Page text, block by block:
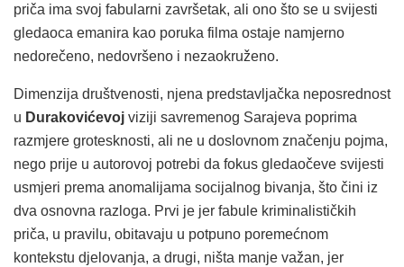
priča ima svoj fabularni završetak, ali ono što se u svijesti
gledaoca emanira kao poruka filma ostaje namjerno
nedorečeno, nedovršeno i nezaokruženo.
Dimenzija društvenosti, njena predstavljačka neposrednost
u Durakovićevoj viziji savremenog Sarajeva poprima
razmjere grotesknosti, ali ne u doslovnom značenju pojma,
nego prije u autorovoj potrebi da fokus gledaočeve svijesti
usmjeri prema anomalijama socijalnog bivanja, što čini iz
dva osnovna razloga. Prvi je jer fabule kriminalističkih
priča, u pravilu, obitavaju u potpuno poremećnom
kontekstu djelovanja, a drugi, ništa manje važan, jer